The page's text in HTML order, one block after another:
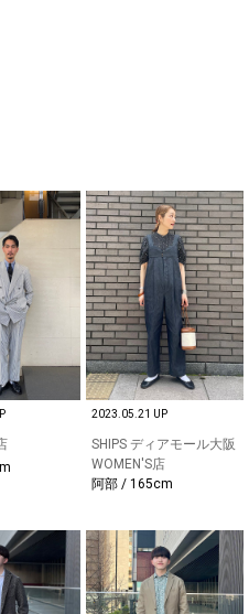
2023.05.21 UP
SHIPS ディアモール大阪
WOMEN'S店
阿部 / 165cm